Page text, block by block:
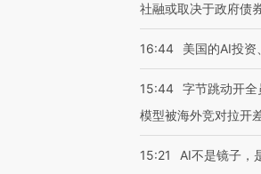
社融或取决于政府债
16:44 美国的AI投
15:44 字节跳动开
模型被海外竞对拉开
15:21 AI不是镜子，